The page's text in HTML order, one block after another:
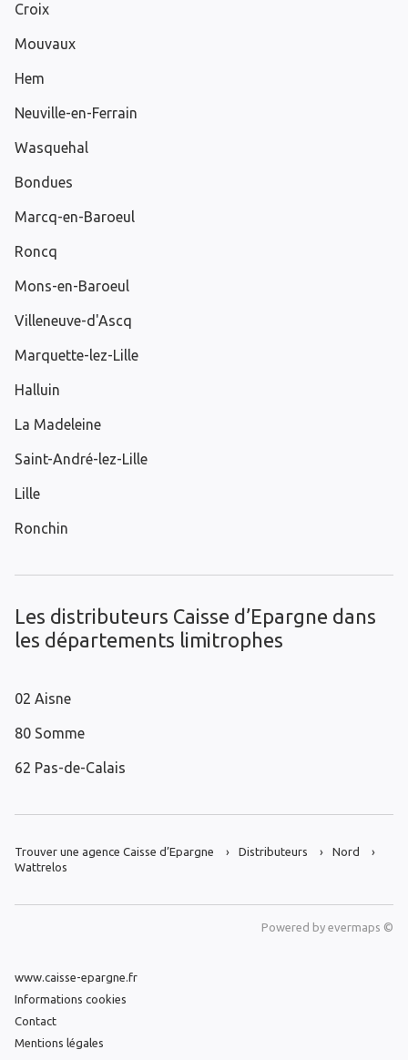
Croix
Mouvaux
Hem
Neuville-en-Ferrain
Wasquehal
Bondues
Marcq-en-Baroeul
Roncq
Mons-en-Baroeul
Villeneuve-d'Ascq
Marquette-lez-Lille
Halluin
La Madeleine
Saint-André-lez-Lille
Lille
Ronchin
Les distributeurs Caisse d’Epargne dans
les départements limitrophes
02 Aisne
80 Somme
62 Pas-de-Calais
Trouver une agence Caisse d’Epargne Distributeurs
Nord
Wattrelos
Powered by evermaps ©
www.caisse-epargne.fr
Informations cookies
Contact
Mentions légales